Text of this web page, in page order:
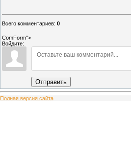
Всего комментариев: 0
ComForm">
Войдите:
Отправить
Полная версия сайта